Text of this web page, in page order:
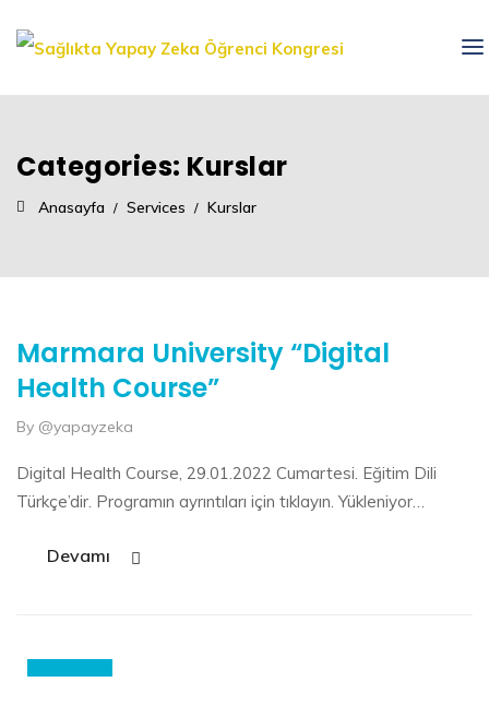
Categories: Kurslar
Anasayfa Services Kurslar
Marmara University “Digital
Health Course”
By @yapayzeka
Digital Health Course, 29.01.2022 Cumartesi. Eğitim Dili
Türkçe’dir. Programın ayrıntıları için tıklayın. Yükleniyor…
Devamı